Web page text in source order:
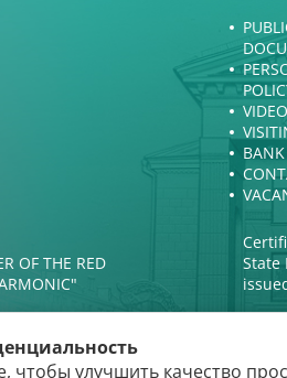
OF THE RED
State
улучшить качество